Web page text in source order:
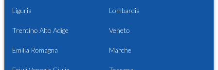
Liguria Lombardia
Trentino Alto Adige Veneto
Emilia Romagna Marche